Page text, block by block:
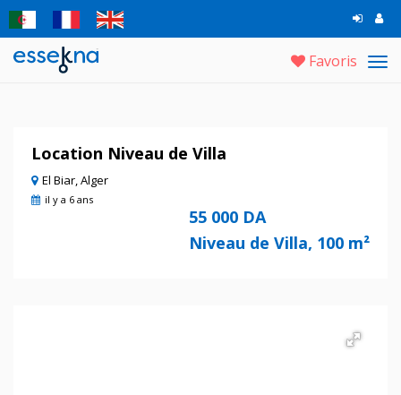
Favoris
Location Niveau de Villa
El Biar, Alger
il y a 6 ans
55 000 DA
Niveau de Villa, 100 m²